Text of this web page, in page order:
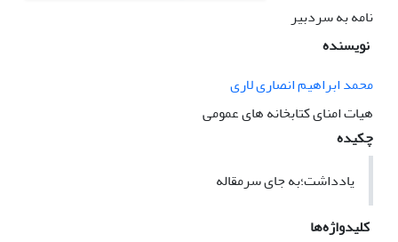
نامه به سردبیر
نویسنده
محمد ابراهیم انصاری لاری
هیات امنای کتابخانه های عمومی
چکیده
یادداشت؛به جای سرمقاله
کلیدواژه‌ها